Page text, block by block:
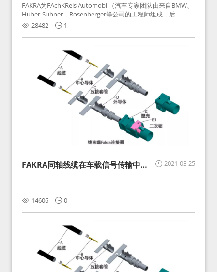
FAKRA为FAchKReis Automobil（汽车专家团队由来自BMW、
Huber-Suhner，Rosenberger等公司的工程师组成，后
Huber-Suhner相关连接器业务及技术在2010年并入
Rosenberger）缩写。起初为BMW需求用于车载收音机天线连
接，如今FAKRA已成为汽车行业通用标准的射频连接器，被业
28482 1
2021-03-25
FAKRA同轴线缆在车载信号传输中的
14606 0